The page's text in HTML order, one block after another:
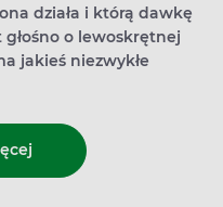
działa i którą dawkę
o lewoskrętnej
jakieś niezwykłe